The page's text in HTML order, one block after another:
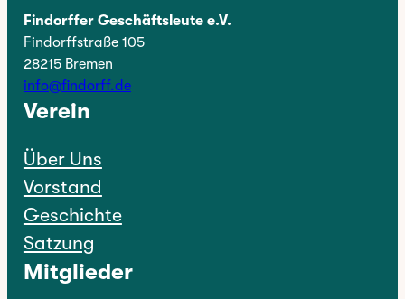
Findorffer Geschäftsleute e.V.
Findorffstraße 105
28215 Bremen
info@findorff.de
Verein
Über Uns
Vorstand
Geschichte
Satzung
Mitglieder